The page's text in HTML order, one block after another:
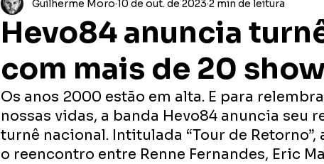
Hevo84 anuncia
com mais de 20
Guilherme Moro 10 de out. de 2023 2 min de leitura
Os anos 2000 estão em alta. E para
nossas vidas, a banda Hevo84 anuncia seu
turnê nacional. Intitulada “Tour de
o reencontro entre Renne Fernandes, Eric